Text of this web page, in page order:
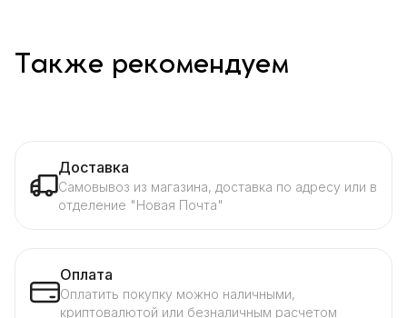
Также рекомендуем
Доставка
Самовывоз из магазина, доставка по адресу или в
отделение "Новая Почта"
Оплата
Оплатить покупку можно наличными,
криптовалютой или безналичным расчетом